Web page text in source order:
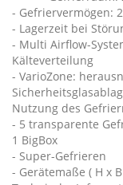
- Gefriervermögen:
- Lagerzeit bei
- Multi Airflow-
Kälteverteilung
- VarioZone:
Nutzung des
- 5 transparente
1 BigBox
- Super-Gefrieren
- Gerätemaße ( H x